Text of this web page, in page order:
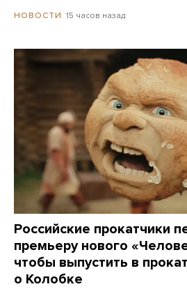
НОВОСТИ 15 часов назад
Российские прокатчики
премьеру нового
чтобы выпустить в
о Колобке